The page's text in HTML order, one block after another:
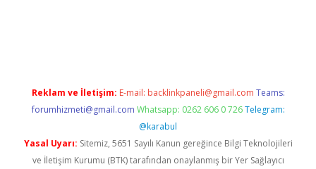
Reklam ve İletişim: E-mail: backlinkpaneli@gmail.com Teams:
forumhizmeti@gmail.com Whatsapp: 0262 606 0 726 Telegram:
@karabul
Yasal Uyarı: Sitemiz, 5651 Sayılı Kanun gereğince Bilgi Teknolojileri
ve İletişim Kurumu (BTK) tarafından onaylanmış bir Yer Sağlayıcı